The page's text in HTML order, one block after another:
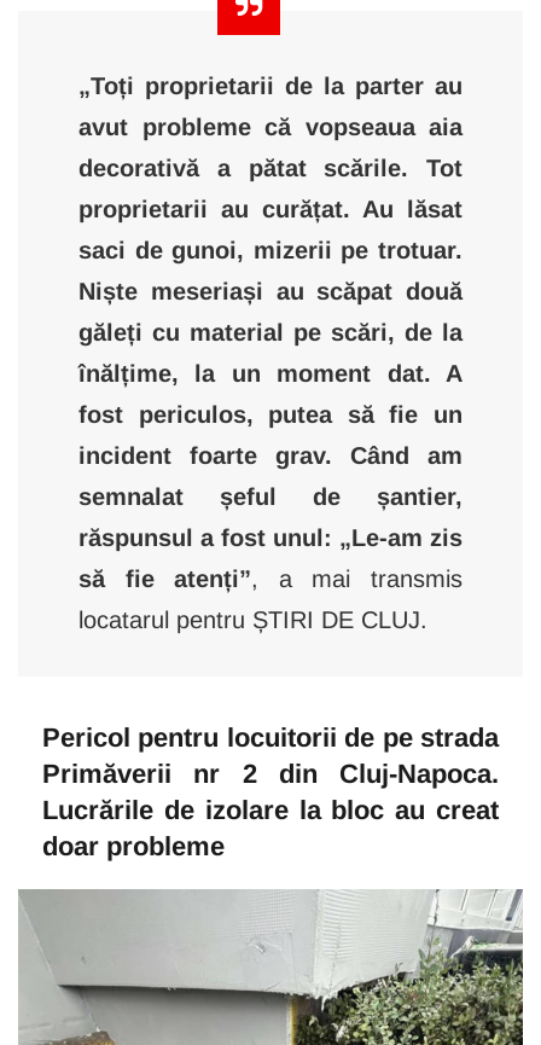
„Toți proprietarii de la parter au
avut probleme că vopseaua aia
decorativă a pătat scările. Tot
proprietarii au curățat. Au lăsat
saci de gunoi, mizerii pe trotuar.
Niște meseriași au scăpat două
găleți cu material pe scări, de la
înălțime, la un moment dat. A
fost periculos, putea să fie un
incident foarte grav. Când am
semnalat șeful de șantier,
răspunsul a fost unul: „Le-am zis
să fie atenți”, a mai transmis
locatarul pentru ȘTIRI DE CLUJ.
Pericol pentru locuitorii de pe strada
Primăverii nr 2 din Cluj-Napoca.
Lucrările de izolare la bloc au creat
doar probleme